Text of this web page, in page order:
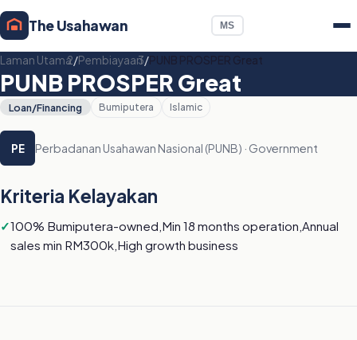
The Usahawan MS
Laman Utama/Pembiayaan/PUNB PROSPER Great
PUNB PROSPER Great
Loan/Financing Bumiputera Islamic
PE Perbadanan Usahawan Nasional (PUNB) · Government
Kriteria Kelayakan
100% Bumiputera-owned,Min 18 months operation,Annual
sales min RM300k,High growth business